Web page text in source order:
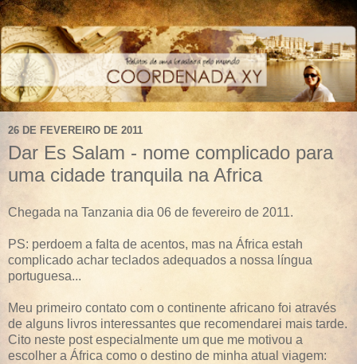
26 DE FEVEREIRO DE 2011
Dar Es Salam - nome complicado para
uma cidade tranquila na Africa
Chegada na Tanzania dia 06 de fevereiro de 2011.
PS: perdoem a falta de acentos, mas na África estah
complicado achar teclados adequados a nossa língua
portuguesa...
Meu primeiro contato com o continente africano foi através
de alguns livros interessantes que recomendarei mais tarde.
Cito neste post especialmente um que me motivou a
escolher a África como o destino de minha atual viagem: